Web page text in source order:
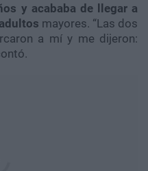
y acababa de llegar a
mayores. “Las dos
a mí y me dijeron: